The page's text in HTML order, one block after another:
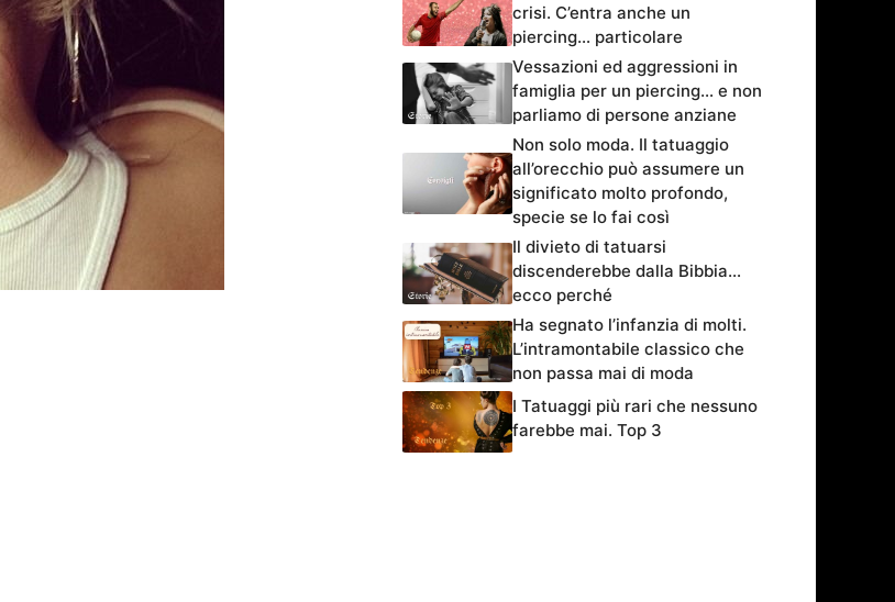
crisi. C’entra anche un
piercing… particolare
Vessazioni ed aggressioni in
famiglia per un piercing… e non
parliamo di persone anziane
Non solo moda. Il tatuaggio
all’orecchio può assumere un
significato molto profondo,
specie se lo fai così
Il divieto di tatuarsi
discenderebbe dalla Bibbia…
ecco perché
Ha segnato l’infanzia di molti.
L’intramontabile classico che
non passa mai di moda
I Tatuaggi più rari che nessuno
farebbe mai. Top 3